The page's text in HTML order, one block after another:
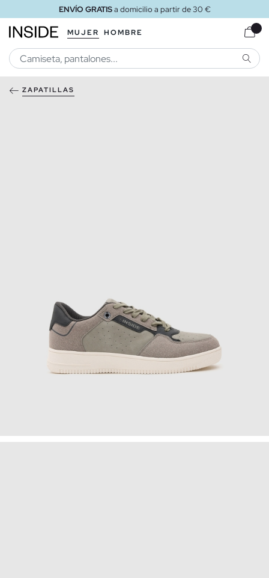
ENVÍO GRATISa domicilio a partir de 30 €
MUJER HOMBRE
ZAPATILLAS